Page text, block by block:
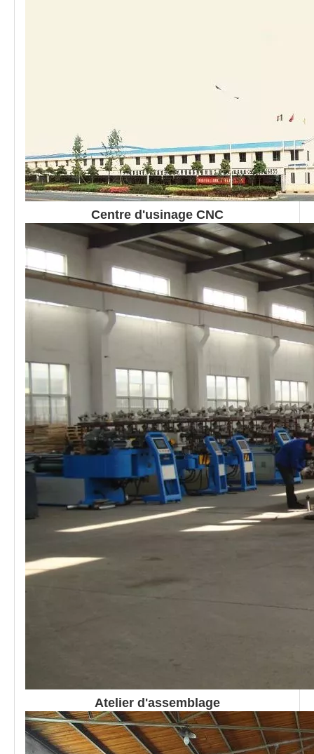
Centre d'usinage CNC
Atelier d'assemblage